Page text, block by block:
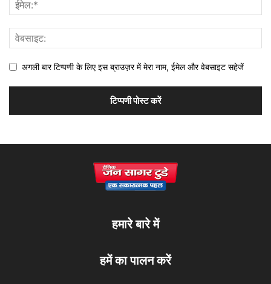
अगली बार टिप्पणी के लिए इस ब्राउज़र में मेरा नाम, ईमेल और वेबसाइट सहेजें
हमारे बारे में
हमें का पालन करें